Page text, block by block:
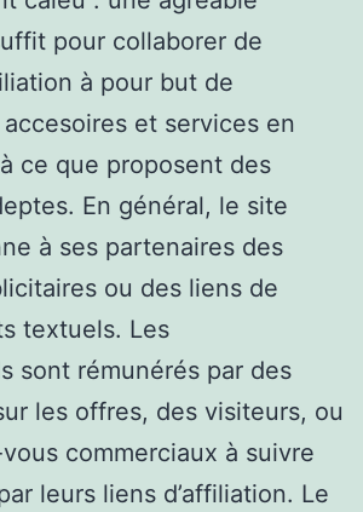
pour collaborer de
à pour but de
et services en
ce que proposent des
En général, le site
à ses partenaires des
ou des liens de
textuels. Les
sont rémunérés par des
les offres, des visiteurs, ou
commerciaux à suivre
leurs liens d’affiliation. Le